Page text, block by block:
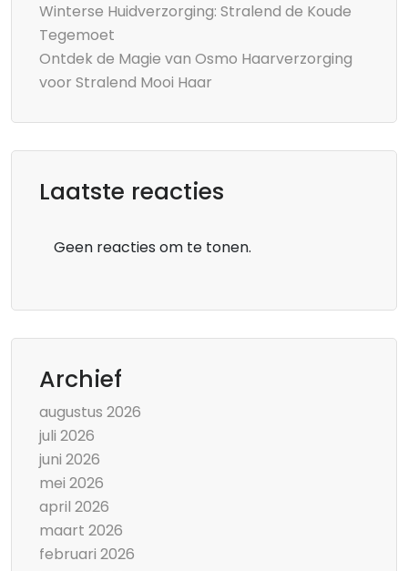
Winterse Huidverzorging: Stralend de Koude
Tegemoet
Ontdek de Magie van Osmo Haarverzorging
voor Stralend Mooi Haar
Laatste reacties
Geen reacties om te tonen.
Archief
augustus 2026
juli 2026
juni 2026
mei 2026
april 2026
maart 2026
februari 2026